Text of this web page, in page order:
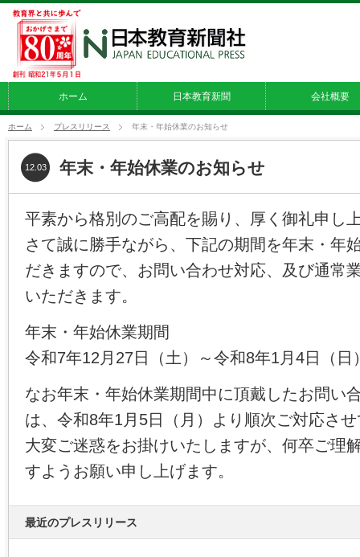
ホーム 日本教育新聞 会社概要
ホーム プレスリリース 年末・年始休業のお知らせ
年末・年始休業のお知らせ
12.03
平素から格別のご高配を賜り、厚く御礼申し
さて誠に勝手ながら、下記の期間を年末・年
だきますので、お問い合わせ対応、及び通常
いただきます。
年末・年始休業期間
令和7年12月27日（土）～令和8年1月4日（日
なお年末・年始休業期間中に頂戴したお問い
は、令和8年1月5日（月）より順次ご対応さ
大変ご迷惑をお掛けいたしますが、何卒ご理
すようお願い申し上げます。
最近のプレスリリース